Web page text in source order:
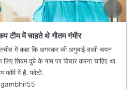
टीम में चाहते थे गौतम गंभीर
में कहा कि अगरकर की अगुवाई वाली चयन
शिवम दुबे के नाम पर विचार करना चाहिए था
फॉर्म में हैं. फोटो: